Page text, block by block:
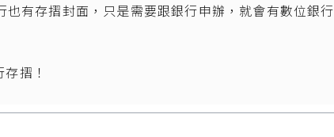
有存摺封面，只是需要跟銀行申辦，就會有數位銀行
摺！